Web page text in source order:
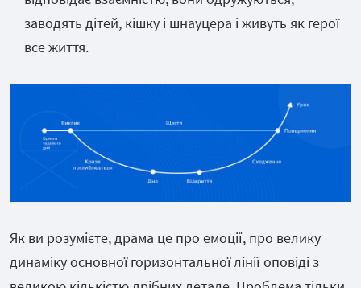
заводять дітей, кішку і шнауцера і живуть як герої
все життя.
Як ви розумієте, драма це про емоції, про велику
динаміку основної горизонтальної лінії оповіді з